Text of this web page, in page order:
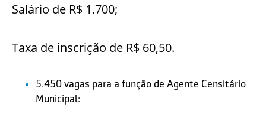
Salário de R$ 1.700;
Taxa de inscrição de R$ 60,50.
5.450 vagas para a função de Agente Censitário
Municipal: